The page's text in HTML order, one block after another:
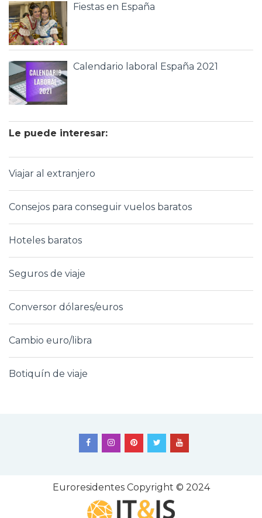
Fiestas en España
Calendario laboral España 2021
Le puede interesar:
Viajar al extranjero
Consejos para conseguir vuelos baratos
Hoteles baratos
Seguros de viaje
Conversor dólares/euros
Cambio euro/libra
Botiquín de viaje
EuroresidentesCopyright © 2024